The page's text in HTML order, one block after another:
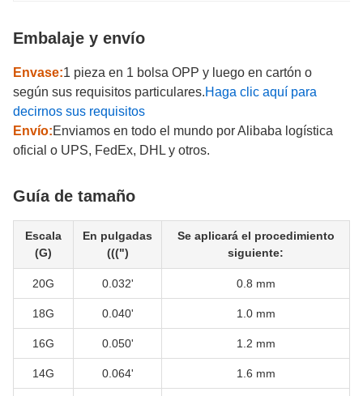
Embalaje y envío
Envase:1 pieza en 1 bolsa OPP y luego en cartón o
según sus requisitos particulares.Haga clic aquí para
decirnos sus requisitos
Envío:Enviamos en todo el mundo por Alibaba logística
oficial o UPS, FedEx, DHL y otros.
Guía de tamaño
Escala
(G)
En pulgadas
(((")
Se aplicará el procedimiento
siguiente:
20G 0.032' 0.8 mm
18G 0.040' 1.0 mm
16G 0.050' 1.2 mm
14G 0.064' 1.6 mm